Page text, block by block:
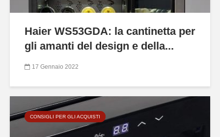
Haier WS53GDA: la cantinetta per
gli amanti del design e della...
17 Gennaio 2022
CONSIGLI PER GLI ACQUISTI